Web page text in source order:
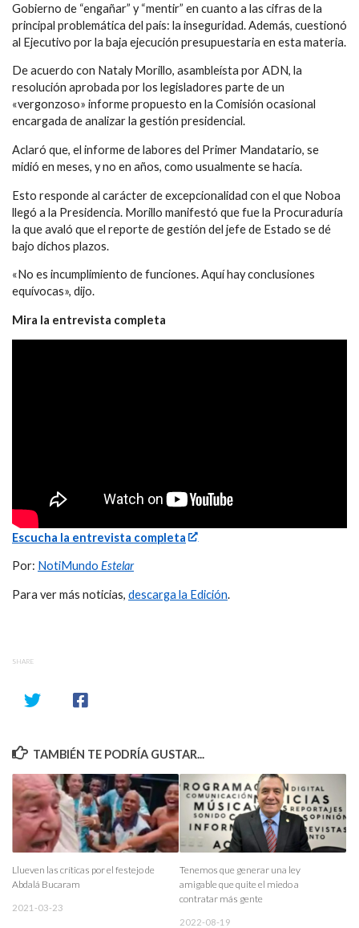
Gobierno de “engañar” y “mentir” en cuanto a las cifras de la
principal problemática del país: la inseguridad. Además, cuestionó
al Ejecutivo por la baja ejecución presupuestaria en esta materia.
De acuerdo con Nataly Morillo, asambleísta por ADN, la
resolución aprobada por los legisladores parte de un
«vergonzoso» informe propuesto en la Comisión ocasional
encargada de analizar la gestión presidencial.
Aclaró que, el informe de labores del Primer Mandatario, se
midió en meses, y no en años, como usualmente se hacía.
Esto responde al carácter de excepcionalidad con el que Noboa
llegó a la Presidencia. Morillo manifestó que fue la Procuraduría
la que avaló que el reporte de gestión del jefe de Estado se dé
bajo dichos plazos.
«No es incumplimiento de funciones. Aquí hay conclusiones
equívocas», dijo.
Mira la entrevista completa
Escucha la entrevista completa
Por: NotiMundo Estelar
Para ver más noticias, descarga la Edición.
SHARE
TAMBIÉN TE PODRÍA GUSTAR...
Llueven las críticas por el festejo de
Abdalá Bucaram
2021-03-23
Tenemos que generar una ley
amigable que quite el miedo a
contratar más gente
2022-08-19